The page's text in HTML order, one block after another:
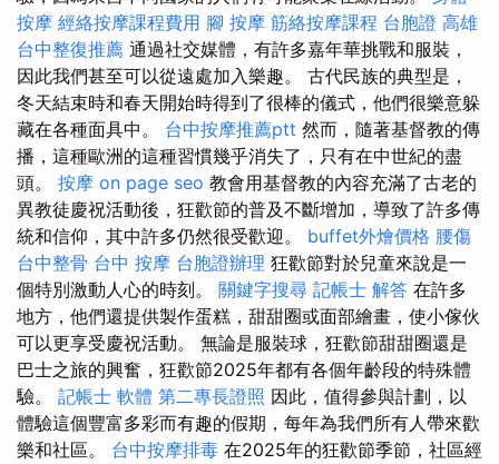
按摩 經絡按摩課程費用 腳 按摩 筋絡按摩課程 台胞證 高雄
台中整復推薦 通過社交媒體，有許多嘉年華挑戰和服裝，
因此我們甚至可以從遠處加入樂趣。 古代民族的典型是，
冬天結束時和春天開始時得到了很棒的儀式，他們很樂意躲
藏在各種面具中。 台中按摩推薦ptt 然而，隨著基督教的傳
播，這種歐洲的這種習慣幾乎消失了，只有在中世紀的盡
頭。 按摩 on page seo 教會用基督教的內容充滿了古老的
異教徒慶祝活動後，狂歡節的普及不斷增加，導致了許多傳
統和信仰，其中許多仍然很受歡迎。 buffet外燴價格 腰傷
台中整骨 台中 按摩 台胞證辦理 狂歡節對於兒童來說是一
個特別激動人心的時刻。 關鍵字搜尋 記帳士 解答 在許多
地方，他們還提供製作蛋糕，甜甜圈或面部繪畫，使小傢伙
可以更享受慶祝活動。 無論是服裝球，狂歡節甜甜圈還是
巴士之旅的興奮，狂歡節2025年都有各個年齡段的特殊體
驗。 記帳士 軟體 第二專長證照 因此，值得參與計劃，以
體驗這個豐富多彩而有趣的假期，每年為我們所有人帶來歡
樂和社區。 台中按摩排毒 在2025年的狂歡節季節，社區經